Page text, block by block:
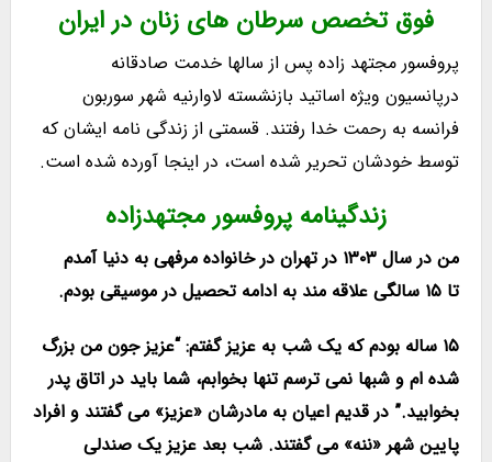
فوق تخصص سرطان های زنان در ایران
پروفسور مجتهد زاده پس از سالها خدمت صادقانه
درپانسیون ویژه اساتید بازنشسته لاوارنیه شهر سوربون
فرانسه به رحمت خدا رفتند. قسمتی از زندگی نامه ایشان که
توسط خودشان تحریر شده است، در اینجا آورده شده است.
زندگینامه پروفسور مجتهدزاده
من در سال ۱۳۰۳ در تهران در خانواده مرفهی به دنیا آمدم
تا ۱۵ سالگی علاقه مند به ادامه تحصیل در موسیقی بودم.
۱۵ ساله بودم که یک شب به عزیز گفتم: “عزیز جون من بزرگ
شده ام و شبها نمی ترسم تنها بخوابم، شما باید در اتاق پدر
بخوابید.” در قدیم اعیان به مادرشان «عزیز» می گفتند و افراد
پایین شهر «ننه» می گفتند. شب بعد عزیز یک صندلی